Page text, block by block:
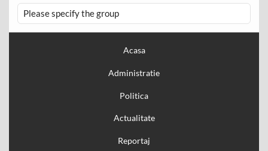
Please specify the group
Acasa
Administratie
Politica
Actualitate
Reportaj